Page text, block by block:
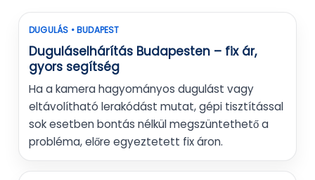
DUGULÁS • BUDAPEST
Duguláselhárítás Budapesten – fix ár,
gyors segítség
Ha a kamera hagyományos dugulást vagy
eltávolítható lerakódást mutat, gépi tisztítással
sok esetben bontás nélkül megszüntethető a
probléma, előre egyeztetett fix áron.